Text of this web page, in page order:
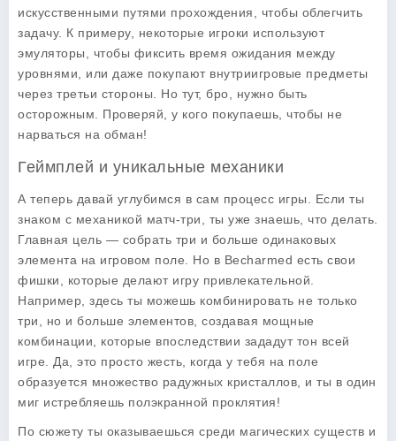
искусственными путями прохождения, чтобы облегчить
задачу. К примеру, некоторые игроки используют
эмуляторы, чтобы фиксить время ожидания между
уровнями, или даже покупают внутриигровые предметы
через третьи стороны. Но тут, бро, нужно быть
осторожным. Проверяй, у кого покупаешь, чтобы не
нарваться на обман!
Геймплей и уникальные механики
А теперь давай углубимся в сам процесс игры. Если ты
знаком с механикой матч-три, ты уже знаешь, что делать.
Главная цель — собрать три и больше одинаковых
элемента на игровом поле. Но в Becharmed есть свои
фишки, которые делают игру привлекательной.
Например, здесь ты можешь комбинировать не только
три, но и больше элементов, создавая мощные
комбинации, которые впоследствии зададут тон всей
игре. Да, это просто жесть, когда у тебя на поле
образуется множество радужных кристаллов, и ты в один
миг истребляешь полэкранной проклятия!
По сюжету ты оказываешься среди магических существ и